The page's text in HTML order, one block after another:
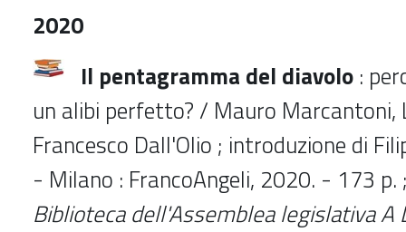
Prenotazione spazi
2020
Il pentagramma del diavolo :
un alibi perfetto? / Mauro Marcantoni,
Francesco Dall'Olio ; introduzione di
- Milano : FrancoAngeli, 2020. - 173 p.
Biblioteca dell'Assemblea legislativa A